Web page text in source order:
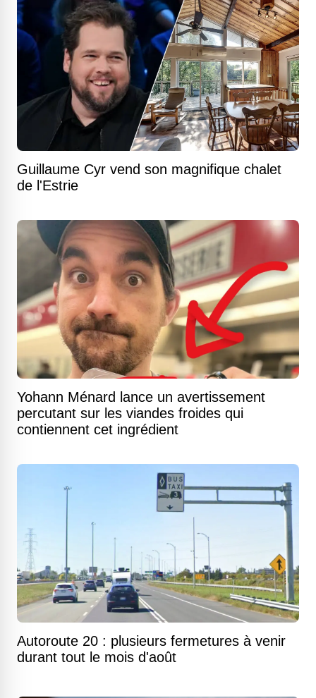
Guillaume Cyr vend son magnifique chalet
de l'Estrie
Yohann Ménard lance un avertissement
percutant sur les viandes froides qui
contiennent cet ingrédient
Autoroute 20 : plusieurs fermetures à venir
durant tout le mois d'août